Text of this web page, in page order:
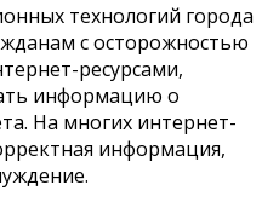
технологий города
с осторожностью
ресурсами,
информацию о
На многих интернет-
информация,